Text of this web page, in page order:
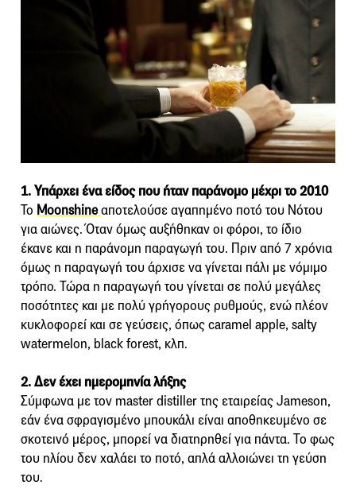
1. Υπάρχει ένα είδος που ήταν παράνομο μέχρι το 2010
To Moonshineαποτελούσε αγαπημένο ποτό του Νότου
για αιώνες. Όταν όμως αυξήθηκαν οι φόροι, το ίδιο
έκανε και η παράνομη παραγωγή του. Πριν από 7 χρόνια
όμως η παραγωγή του άρχισε να γίνεται πάλι με νόμιμο
τρόπο. Τώρα η παραγωγή του γίνεται σε πολύ μεγάλες
ποσότητες και με πολύ γρήγορους ρυθμούς, ενώ πλέον
κυκλοφορεί και σε γεύσεις, όπως caramel apple, salty
watermelon, black forest, κλπ.
2. Δεν έχει ημερομηνία λήξης
Σύμφωνα με τον master distiller της εταιρείας Jameson,
εάν ένα σφραγισμένο μπουκάλι είναι αποθηκευμένο σε
σκοτεινό μέρος, μπορεί να διατηρηθεί για πάντα. Το φως
του ηλίου δεν χαλάει το ποτό, απλά αλλοιώνει τη γεύση
του.